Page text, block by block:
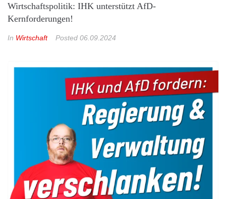
Wirtschaftspolitik: IHK unterstützt AfD-
Kernforderungen!
In Wirtschaft Posted 06.09.2024